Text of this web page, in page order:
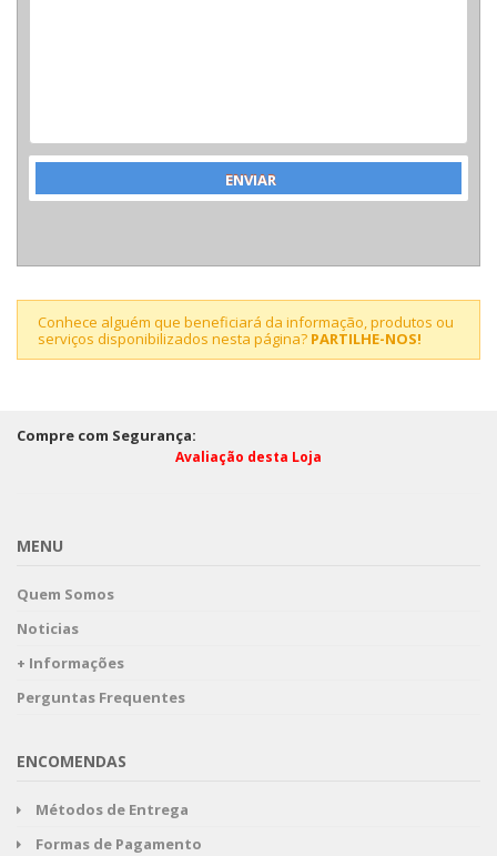
Conhece alguém que beneficiará da informação, produtos ou
serviços disponibilizados nesta página? PARTILHE-NOS!
Compre com Segurança:
Avaliação desta Loja
MENU
Quem Somos
Noticias
+ Informações
Perguntas Frequentes
ENCOMENDAS
Métodos de Entrega
Formas de Pagamento